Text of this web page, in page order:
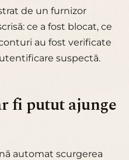
de un furnizor
ce a fost blocat, ce
au fost verificate
suspectă.
fi putut ajunge
automat scurgerea